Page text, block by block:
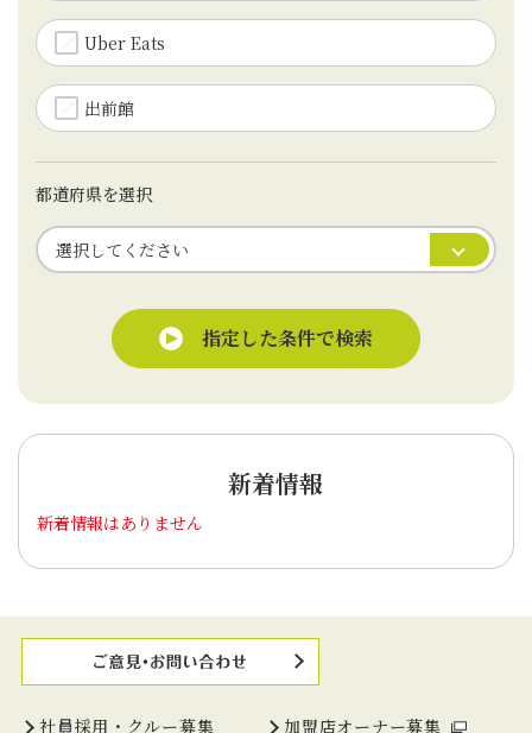
Uber Eats
出前館
都道府県を選択
指定した条件で検索
新着情報
新着情報はありません
社員採用・クルー募集 加盟店オーナー募集